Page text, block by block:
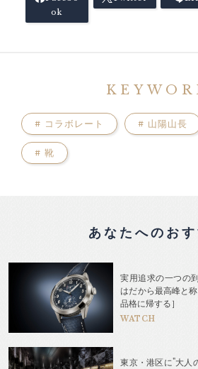
ok
# コラボレート # 山陽山長
# 靴
あなたへのお
実用追求の一つの
はだから最高峰と
品格に帰する］
WATCH
東京・港区に"大人